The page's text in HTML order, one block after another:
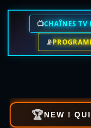
📺CHAÎNES TV
📡
🏆NEW !